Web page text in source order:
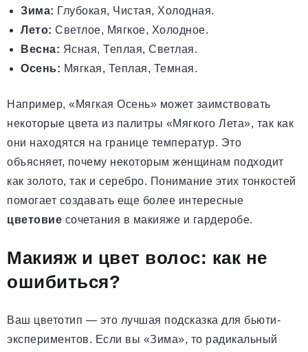
Зима: Глубокая, Чистая, Холодная.
Лето: Светлое, Мягкое, Холодное.
Весна: Ясная, Теплая, Светлая.
Осень: Мягкая, Теплая, Темная.
Например, «Мягкая Осень» может заимствовать
некоторые цвета из палитры «Мягкого Лета», так как
они находятся на границе температур. Это
объясняет, почему некоторым женщинам подходит
как золото, так и серебро. Понимание этих тонкостей
помогает создавать еще более интересные
цветовие сочетания в макияже и гардеробе.
Макияж и цвет волос: как не
ошибиться?
Ваш цветотип — это лучшая подсказка для бьюти-
экспериментов. Если вы «Зима», то радикальный